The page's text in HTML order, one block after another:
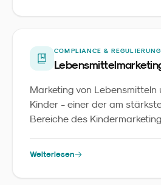
COMPLIANCE & REGULIERUNG
Marketing von Lebensmitteln
Kinder - einer der am
Bereiche des
Weiterlesen